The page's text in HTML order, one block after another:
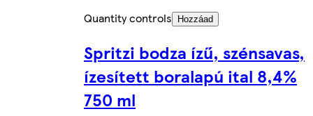
Quantity controls
Hozzáad
Spritzi bodza ízű, szénsavas,
ízesített boralapú ital 8,4%
750 ml